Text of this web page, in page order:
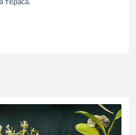
тераса.